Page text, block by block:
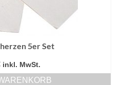
5er Set
inkl. MwSt.